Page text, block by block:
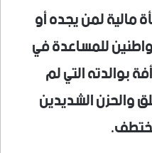
مالية لمن يجده أو
للمساعدة في
بوالدته التي لم
والحزن الشديدين